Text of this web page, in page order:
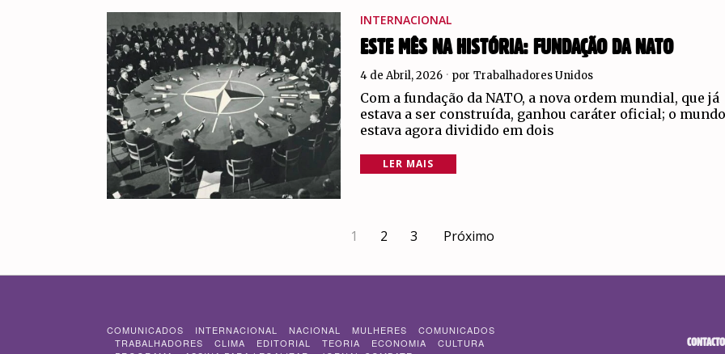
INTERNACIONAL
ESTE MÊS NA HISTÓRIA: FUNDAÇÃO DA NATO
4 de Abril, 2026 por Trabalhadores Unidos
Com a fundação da NATO, a nova ordem mundial, que já
estava a ser construída, ganhou caráter oficial; o
estava agora dividido em dois
LER MAIS
1 2 3 Próximo
COMUNICADOS INTERNACIONAL NACIONAL MULHERES
COMUNICADOS
TRABALHADORES
CLIMA EDITORIAL TEORIA ECONOMIA
CULTURA